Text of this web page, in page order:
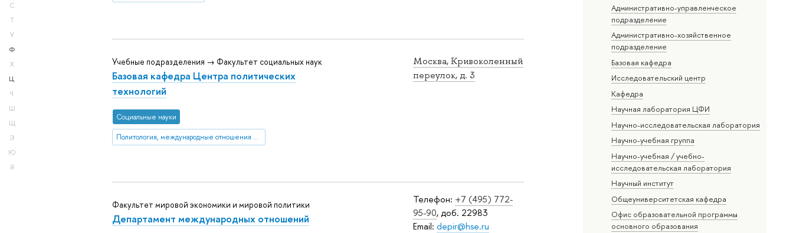
С
Т
У
Ф
Х
Ц
Ч
Ш
Щ
Э
Ю
Я
Административно-управленческое
подразделение
Административно-хозяйственное
подразделение
Базовая кафедра
Исследовательский центр
Кафедра
Научная лаборатория ЦФИ
Научно-исследовательская лаборатория
Научно-учебная группа
Научно-учебная / учебно-
исследовательская лаборатория
Научный институт
Общеуниверситетская кафедра
Офис образовательной программы
основного образования
Москва, Кривоколенный
переулок, д. 3
Учебные подразделения → Факультет социальных наук
Базовая кафедра Центра политических
технологий
Социальные науки
Политология, международные отношения и ГМУ
Телефон: +7 (495) 772-
95-90, доб. 22983
Email: depir@hse.ru
Факультет мировой экономики и мировой политики
Департамент международных отношений